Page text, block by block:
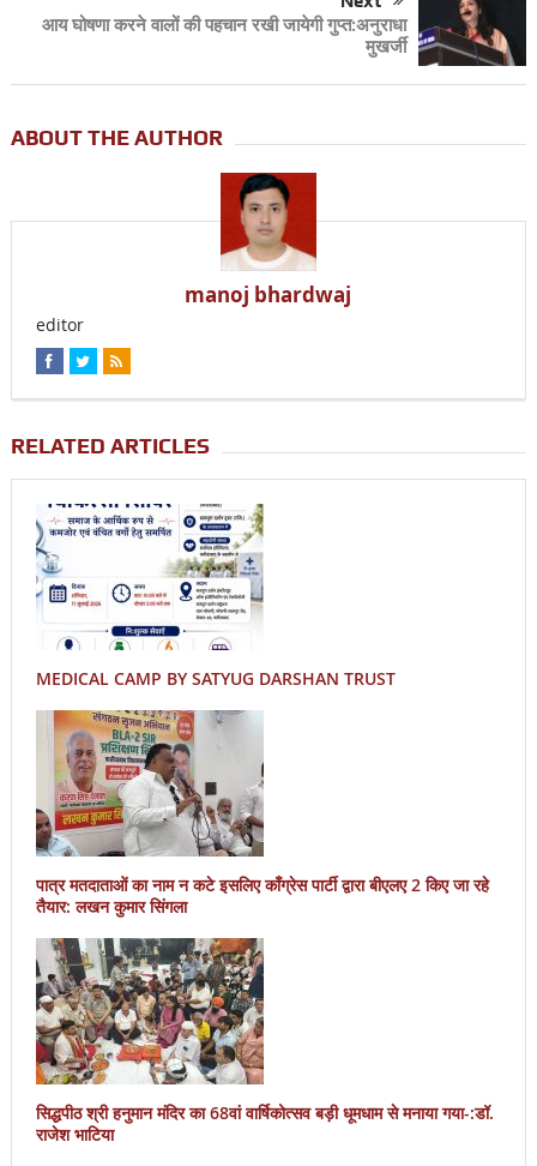
आय घोषणा करने वालों की पहचान रखी जायेगी गुप्त:अनुराधा
मुखर्जी
ABOUT THE AUTHOR
manoj bhardwaj
editor
RELATED ARTICLES
MEDICAL CAMP BY SATYUG DARSHAN TRUST
पात्र मतदाताओं का नाम न कटे इसलिए काँग्रेस पार्टी द्वारा बीएलए 2 किए जा रहे
तैयार: लखन कुमार सिंगला
सिद्धपीठ श्री हनुमान मंदिर का 68वां वार्षिकोत्सव बड़ी धूमधाम से मनाया गया-:डॉ.
राजेश भाटिया